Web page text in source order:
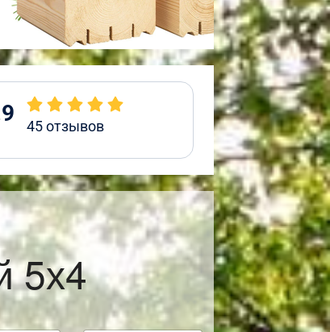
45отзывов
5х4